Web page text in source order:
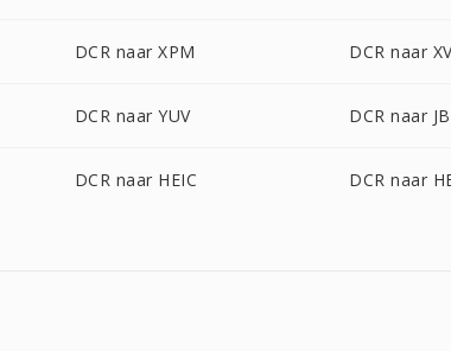
DCR naar XPM DCR naar
DCR naar YUV DCR naar
DCR naar HEIC DCR naar